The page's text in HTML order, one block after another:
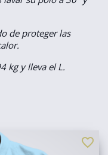
de proteger las
kg y lleva el L.
favorite_border